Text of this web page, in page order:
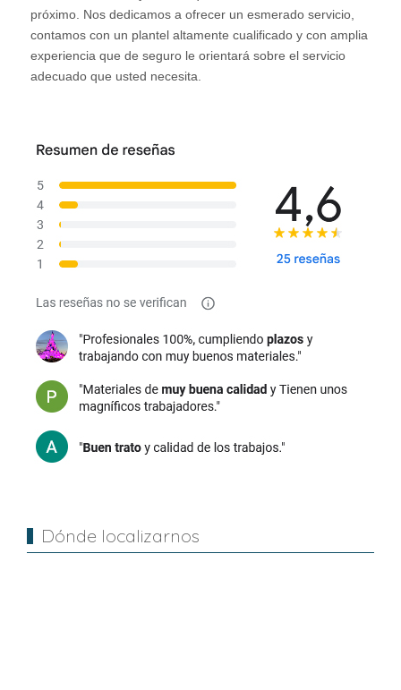
próximo. Nos dedicamos a ofrecer un esmerado servicio,
contamos con un plantel altamente cualificado y con amplia
experiencia que de seguro le orientará sobre el servicio
adecuado que usted necesita.
Dónde localizarnos